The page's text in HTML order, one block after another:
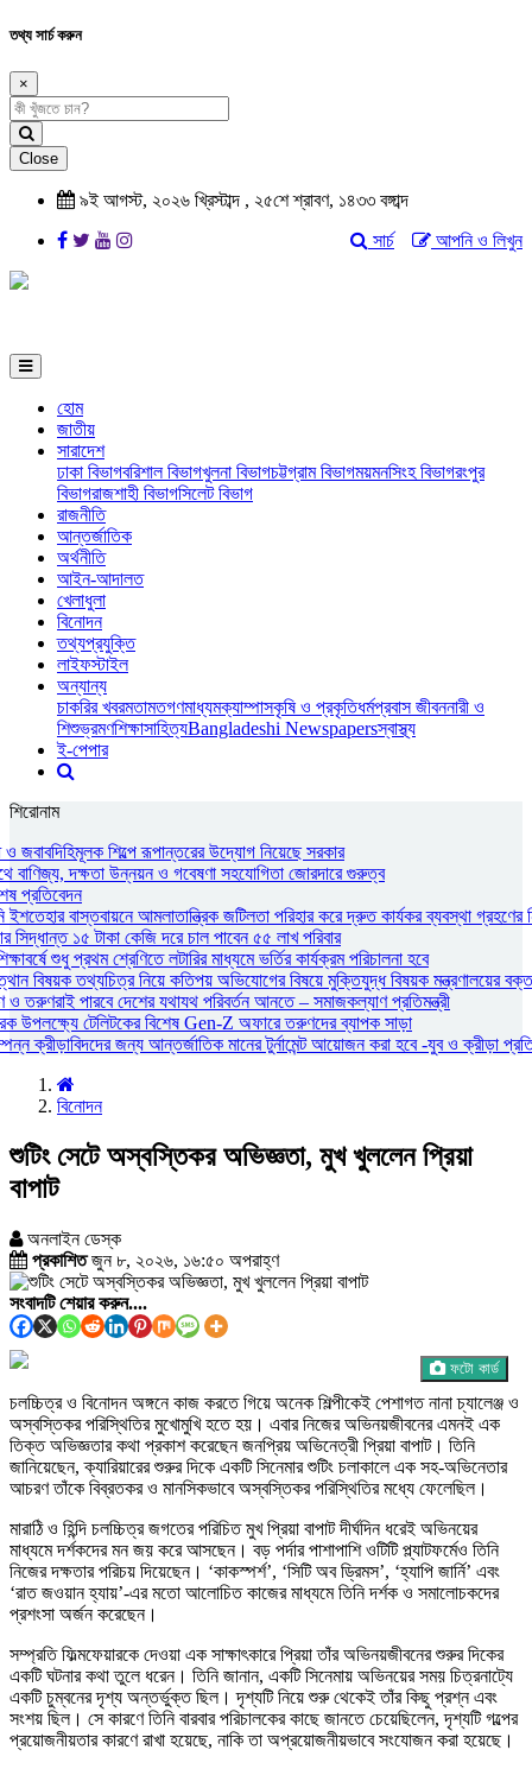
তথ্য সার্চ করুন
×
Close
৯ই আগস্ট, ২০২৬ খ্রিস্টাব্দ , ২৫শে শ্রাবণ, ১৪৩৩ বঙ্গাব্দ
আপনি ও লিখুন
সার্চ
হোম
জাতীয়
সারাদেশ
ঢাকা বিভাগবরিশাল বিভাগখুলনা বিভাগচট্টগ্রাম বিভাগময়মনসিংহ বিভাগরংপুর
বিভাগরাজশাহী বিভাগসিলেট বিভাগ
রাজনীতি
আন্তর্জাতিক
অর্থনীতি
আইন-আদালত
খেলাধুলা
বিনোদন
তথ্যপ্রযুক্তি
লাইফস্টাইল
অন্যান্য
চাকরির খবরমতামতগণমাধ্যমক্যাম্পাসকৃষি ও প্রকৃতিধর্মপ্রবাস জীবননারী ও
শিশুভ্রমণশিক্ষাসাহিত্যBangladeshi Newspapersস্বাস্থ্য
ই-পেপার
শিরোনাম
ও জবাবদিহিমূলক শিল্পে রূপান্তরের উদ্যোগ নিয়েছে সরকার
বাণিজ্য, দক্ষতা উন্নয়ন ও গবেষণা সহযোগিতা জোরদারে গুরুত্ব
প্রতিবেদন
ইশতেহার বাস্তবায়নে আমলাতান্ত্রিক জটিলতা পরিহার করে দ্রুত কার্যকর ব্যবস্থা গ্রহণের
১৫ টাকা কেজি দরে চাল পাবেন ৫৫ লাখ পরিবার
শুধু প্রথম শ্রেণিতে লটারির মাধ্যমে ভর্তির কার্যক্রম পরিচালনা হবে
বিষয়ক তথ্যচিত্র নিয়ে কতিপয় অভিযোগের বিষয়ে মুক্তিযুদ্ধ বিষয়ক মন্ত্রণালয়ের
পারবে দেশের যথাযথ পরিবর্তন আনতে – সমাজকল্যাণ প্রতিমন্ত্রী
উপলক্ষ্যে টেলিটকের বিশেষ Gen-Z অফারে তরুণদের ব্যাপক সাড়া
ক্রীড়াবিদদের জন্য আন্তর্জাতিক মানের টুর্নামেন্ট আয়োজন করা হবে -যুব ও ক্রীড়া
বিনোদন
শুটিং সেটে অস্বস্তিকর অভিজ্ঞতা, মুখ খুললেন প্রিয়া
বাপাট
অনলাইন ডেস্ক
প্রকাশিতজুন ৮, ২০২৬, ১৬:৫০ অপরাহ্ণ
ফটো কার্ড
সংবাদটি শেয়ার করুন....
চলচ্চিত্র ও বিনোদন অঙ্গনে কাজ করতে গিয়ে অনেক শিল্পীকেই পেশাগত নানা চ্যালেঞ্জ ও
অস্বস্তিকর পরিস্থিতির মুখোমুখি হতে হয়। এবার নিজের অভিনয়জীবনের এমনই এক
তিক্ত অভিজ্ঞতার কথা প্রকাশ করেছেন জনপ্রিয় অভিনেত্রী প্রিয়া বাপাট। তিনি
জানিয়েছেন, ক্যারিয়ারের শুরুর দিকে একটি সিনেমার শুটিং চলাকালে এক সহ-অভিনেতার
আচরণ তাঁকে বিব্রতকর ও মানসিকভাবে অস্বস্তিকর পরিস্থিতির মধ্যে ফেলেছিল।
মারাঠি ও হিন্দি চলচ্চিত্র জগতের পরিচিত মুখ প্রিয়া বাপাট দীর্ঘদিন ধরেই অভিনয়ের
মাধ্যমে দর্শকদের মন জয় করে আসছেন। বড় পর্দার পাশাপাশি ওটিটি প্ল্যাটফর্মেও তিনি
নিজের দক্ষতার পরিচয় দিয়েছেন। ‘কাকস্পর্শ’, ‘সিটি অব ড্রিমস’, ‘হ্যাপি জার্নি’ এবং
‘রাত জওয়ান হ্যায়’-এর মতো আলোচিত কাজের মাধ্যমে তিনি দর্শক ও সমালোচকদের
প্রশংসা অর্জন করেছেন।
সম্প্রতি ফিল্মফেয়ারকে দেওয়া এক সাক্ষাৎকারে প্রিয়া তাঁর অভিনয়জীবনের শুরুর দিকের
একটি ঘটনার কথা তুলে ধরেন। তিনি জানান, একটি সিনেমায় অভিনয়ের সময় চিত্রনাট্যে
একটি চুম্বনের দৃশ্য অন্তর্ভুক্ত ছিল। দৃশ্যটি নিয়ে শুরু থেকেই তাঁর কিছু প্রশ্ন এবং
সংশয় ছিল। সে কারণে তিনি বারবার পরিচালকের কাছে জানতে চেয়েছিলেন, দৃশ্যটি গল্পের
প্রয়োজনীয়তার কারণে রাখা হয়েছে, নাকি তা অপ্রয়োজনীয়ভাবে সংযোজন করা হয়েছে।